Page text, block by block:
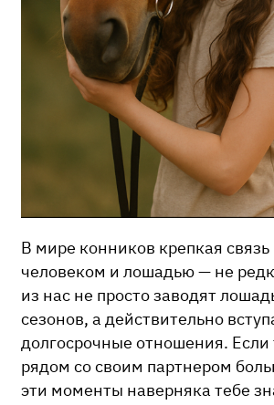
В мире конников крепкая
человеком и лошадью — не
из нас не просто заводят
сезонов, а действительно
долгосрочные отношения.
рядом со своим партнером
эти моменты наверняка тебе